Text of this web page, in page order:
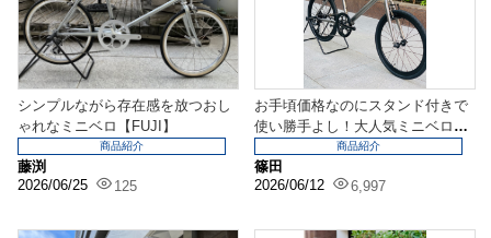
シンプルながら存在感を放つおし
ゃれなミニベロ【FUJI】
藤渕
2026/06/25
125
商品紹介
お手頃価格なのにスタンド付きで
使い勝手よし！大人気ミニベロの
TERN CREST...
篠田
2026/06/12
6,997
商品紹介